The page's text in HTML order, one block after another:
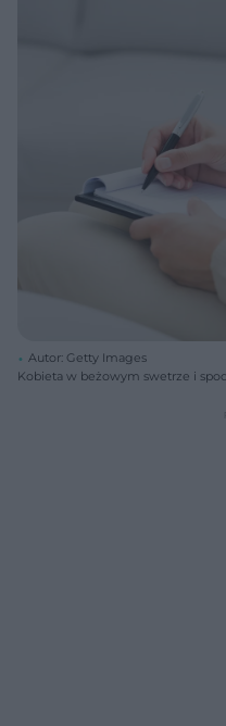
Autor: Getty Images
Kobieta w beżowym swetrze i
porady psychologiczne i walkę ze